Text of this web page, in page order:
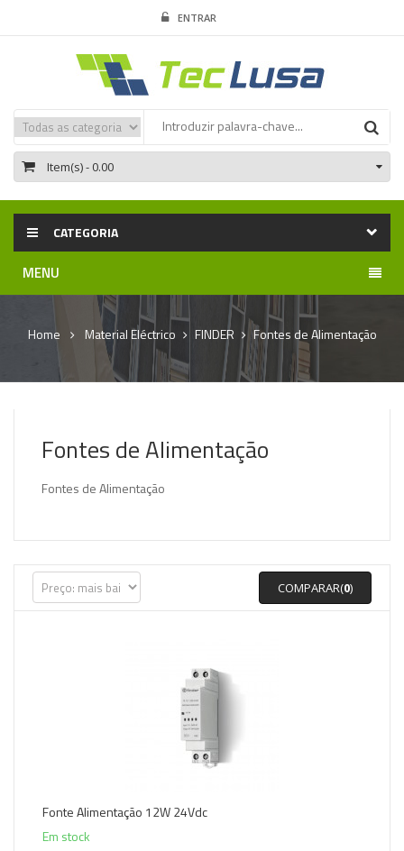
ENTRAR
Item(s)- 0.00
CATEGORIA
MENU
Home Material Eléctrico FINDER Fontes de Alimentação
Fontes de Alimentação
Fontes de Alimentação
COMPARAR(0)
Fonte Alimentação 12W 24Vdc
Em stock